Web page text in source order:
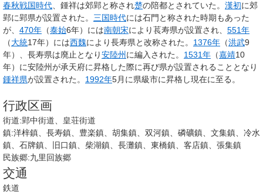
春秋戦国時代 、鍾祥は郊郢と称され楚の陪都とされていた。 漢初に郊
郢に郢県が設置された。 三国時代には石門と称された時期もあった
が、 470年 （泰始6年）には南朝宋により萇寿県が設置され、 551年
（大統17年）には西魏により長寿県と改称された。 1376年 （洪武9
年）、長寿県は廃止となり安陸州 に編入された。 1531年 （嘉靖10
年）に安陸州が承天府に昇格した際に再び県が設置されることとなり
鍾祥県が設置された。 1992年5月に県級市に昇格し現在に至る。
行政区画
街道:郢中街道、皇荘街道
鎮:洋梓鎮、長寿鎮、豊楽鎮、胡集鎮、双河鎮、磷礦鎮、文集鎮、冷水
鎮、石牌鎮、旧口鎮、柴湖鎮、長灘鎮、東橋鎮、客店鎮、張集鎮
民族郷:九里回族郷
交通
鉄道